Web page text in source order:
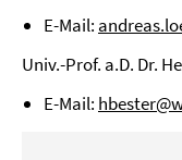
E-Mail:
Univ.-Prof. a.D. Dr.
E-Mail: